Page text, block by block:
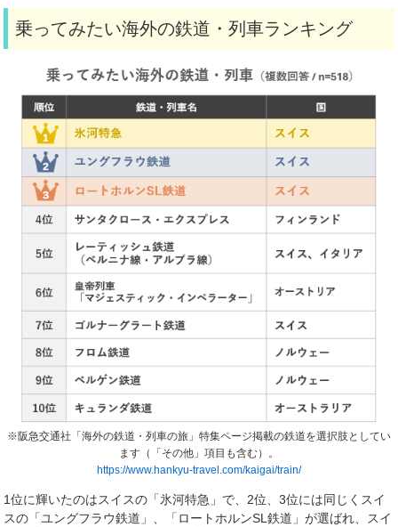
乗ってみたい海外の鉄道・列車ランキング
※阪急交通社「海外の鉄道・列車の旅」特集ページ掲載の鉄道を選択肢としてい
ます（「その他」項目も含む）。
https://www.hankyu-travel.com/kaigai/train/
1位に輝いたのはスイスの「氷河特急」で、2位、3位には同じくスイ
スの「ユングフラウ鉄道」、「ロートホルンSL鉄道」が選ばれ、スイ